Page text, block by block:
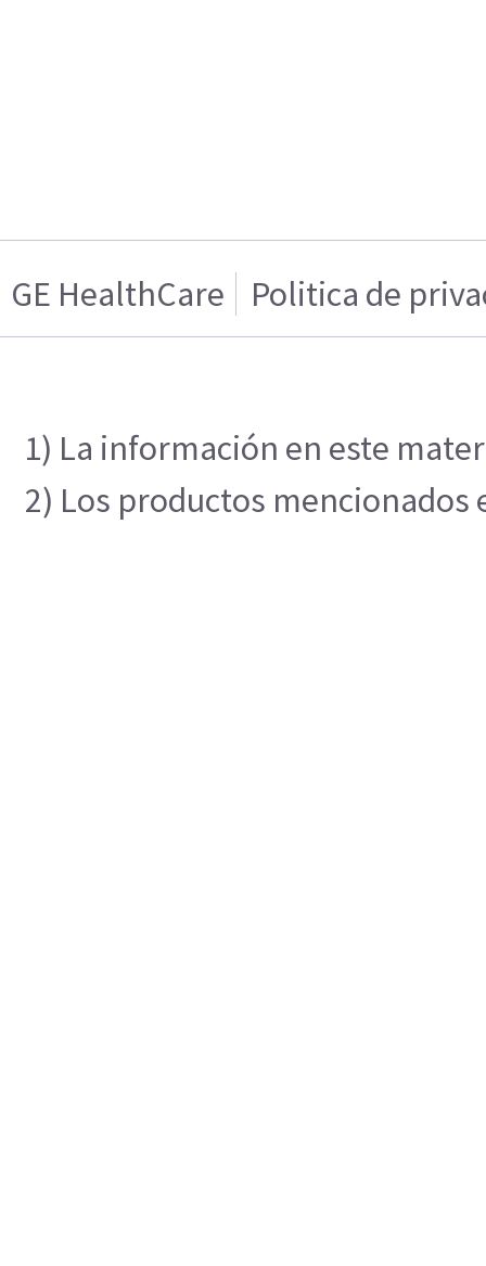
GE HealthCare Politica de
1) La información en este
2) Los productos